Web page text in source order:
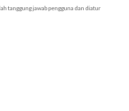
tanggung jawab pengguna dan diatur